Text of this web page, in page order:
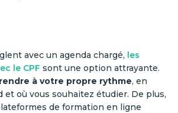
avec un agenda chargé, les
le CPF sont une option attrayante.
à votre propre rythme, en
et où vous souhaitez étudier. De plus,
de formation en ligne